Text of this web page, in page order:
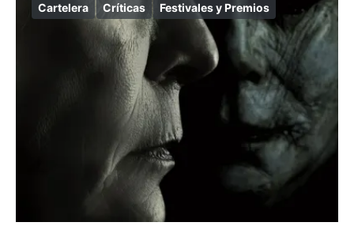
Cartelera Críticas Festivales y Premios